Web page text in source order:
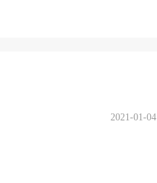
采用之上对策后依然不可以
器总数并选用DNS轮巡或三
2021-01-04